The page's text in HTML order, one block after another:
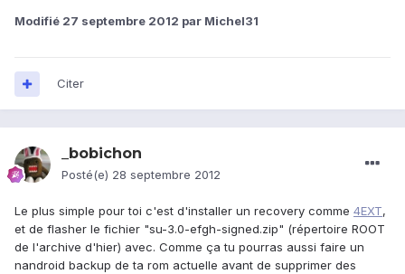
Modifié 27 septembre 2012 par Michel31
Citer
_bobichon
Posté(e) 28 septembre 2012
Le plus simple pour toi c'est d'installer un recovery comme 4EXT,
et de flasher le fichier "su-3.0-efgh-signed.zip" (répertoire ROOT
de l'archive d'hier) avec. Comme ça tu pourras aussi faire un
nandroid backup de ta rom actuelle avant de supprimer des